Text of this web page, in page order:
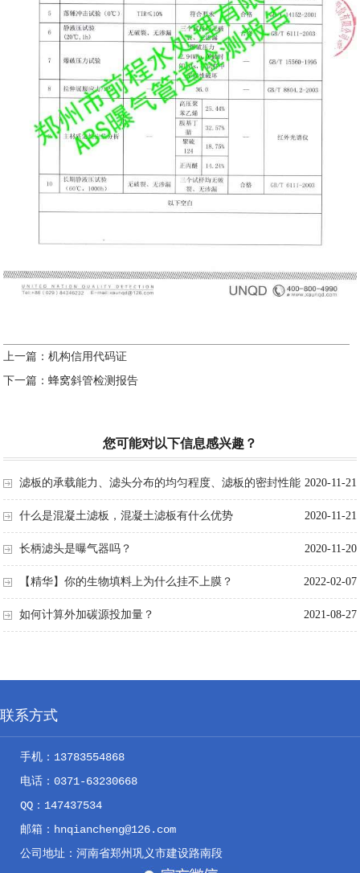
上一篇：机构信用代码证
下一篇：蜂窝斜管检测报告
您可能对以下信息感兴趣？
2020-11-21
滤板的承载能力、滤头分布的均匀程度、滤板的密封性能
和滤头布水布气的科学性是滤板质量的四大要素 2020-11-21
什么是混凝土滤板，混凝土滤板有什么优势
2020-11-20
长柄滤头是曝气器吗？
2022-02-07
【精华】你的生物填料上为什么挂不上膜？
2021-08-27
如何计算外加碳源投加量？
联系方式
手机：13783554868
电话：0371-63230668
QQ：147437534
邮箱：hnqiancheng@126.com
公司地址：河南省郑州巩义市建设路南段